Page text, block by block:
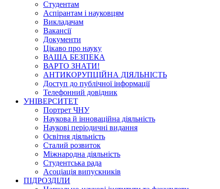
Студентам
Аспірантам і науковцям
Викладачам
Вакансії
Документи
Цікаво про науку
ВАША БЕЗПЕКА
ВАРТО ЗНАТИ!
АНТИКОРУПЦІЙНА ДІЯЛЬНІСТЬ
Доступ до публічної інформації
Телефонний довідник
УНІВЕРСИТЕТ
Портрет ЧНУ
Наукова й інноваційна діяльність
Наукові періодичні видання
Освітня діяльність
Сталий розвиток
Міжнародна діяльність
Студентська рада
Асоціація випускників
ПІДРОЗДІЛИ